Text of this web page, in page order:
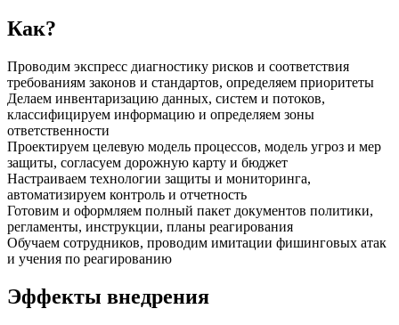
Как?
Проводим экспресс диагностику рисков и соответствия
требованиям законов и стандартов, определяем приоритеты
Делаем инвентаризацию данных, систем и потоков,
классифицируем информацию и определяем зоны
ответственности
Проектируем целевую модель процессов, модель угроз и мер
защиты, согласуем дорожную карту и бюджет
Настраиваем технологии защиты и мониторинга,
автоматизируем контроль и отчетность
Готовим и оформляем полный пакет документов политики,
регламенты, инструкции, планы реагирования
Обучаем сотрудников, проводим имитации фишинговых атак
и учения по реагированию
Эффекты внедрения